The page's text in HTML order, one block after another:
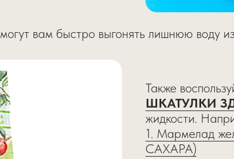
вам быстро выгонять лишнюю воду
Также
ШКАТУЛКИ
жидкости.
1. Мармелад
САХАРА)